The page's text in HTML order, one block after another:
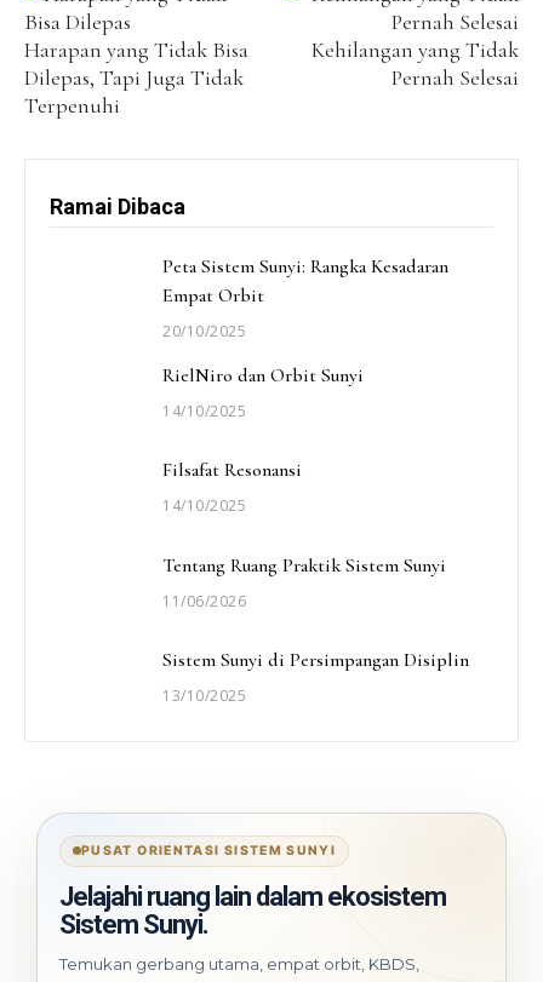
Harapan yang Tidak Bisa
Dilepas, Tapi Juga Tidak
Terpenuhi
Kehilangan yang Tidak
Pernah Selesai
Ramai Dibaca
Peta Sistem Sunyi: Rangka Kesadaran
Empat Orbit
20/10/2025
RielNiro dan Orbit Sunyi
14/10/2025
Filsafat Resonansi
14/10/2025
Tentang Ruang Praktik Sistem Sunyi
11/06/2026
Sistem Sunyi di Persimpangan Disiplin
13/10/2025
PUSAT ORIENTASI SISTEM SUNYI
Jelajahi ruang lain dalam ekosistem
Sistem Sunyi.
Temukan gerbang utama, empat orbit, KBDS,